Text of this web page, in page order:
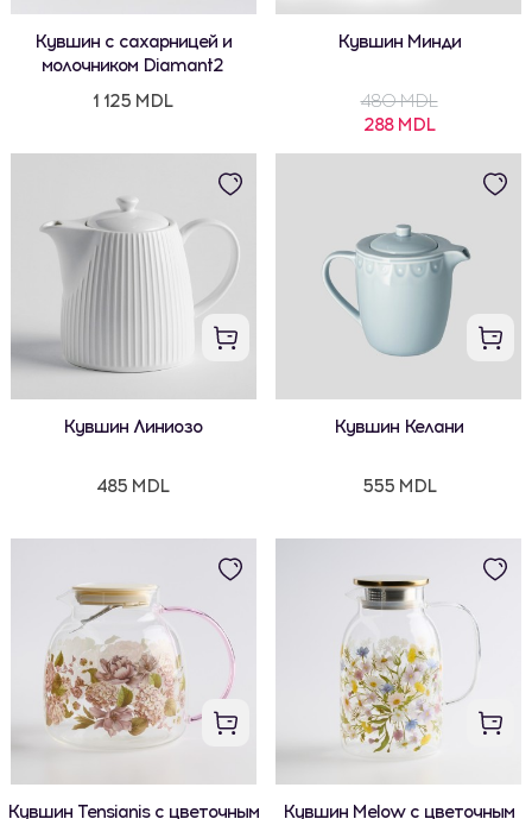
Кувшин с сахарницей и
молочником Diamant2
1 125 MDL
Кувшин Минди
480 MDL
288 MDL
Кувшин Линиозо
485 MDL
Кувшин Келани
555 MDL
Кувшин Tensianis с цветочным Кувшин Melow с цветочным